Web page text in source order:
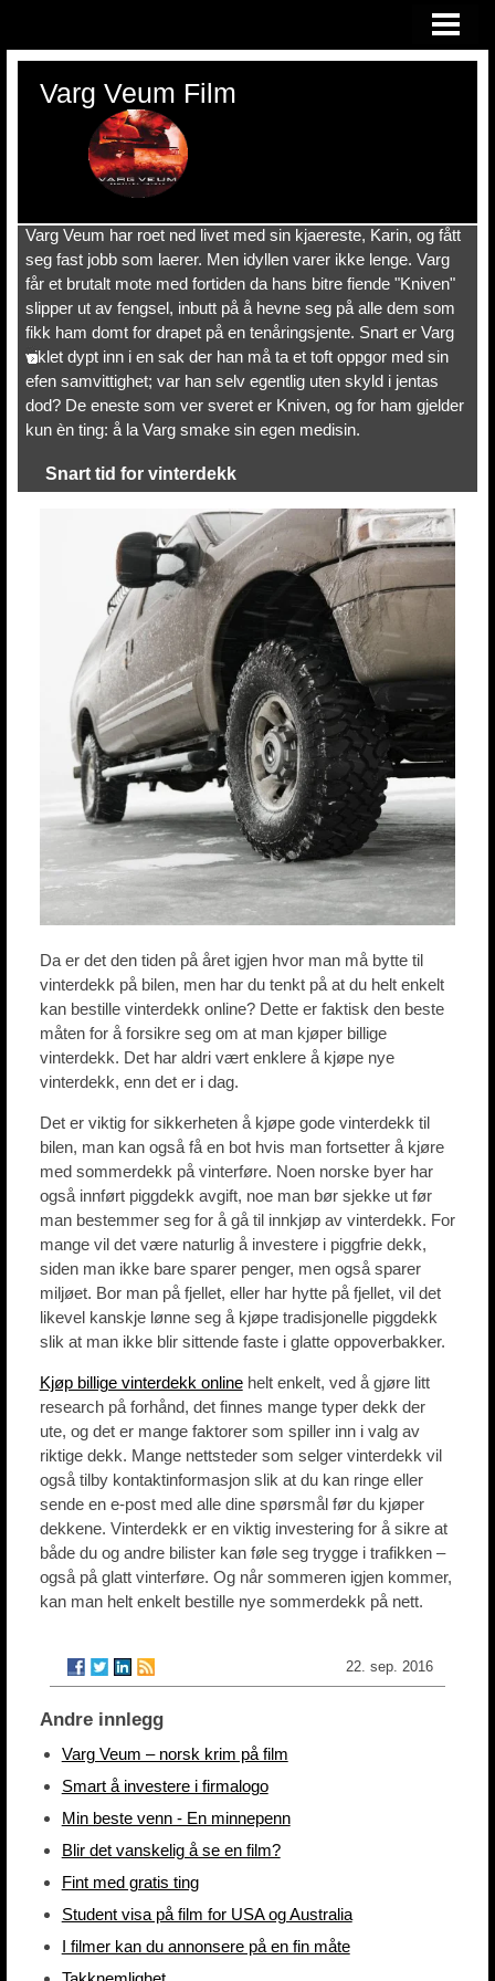
Varg Veum Film
Varg Veum har roet ned livet med sin kjaereste, Karin, og fått
seg fast jobb som laerer. Men idyllen varer ikke lenge. Varg
får et brutalt mote med fortiden da hans bitre fiende "Kniven"
slipper ut av fengsel, inbutt på å hevne seg på alle dem som
fikk ham domt for drapet på en tenåringsjente. Snart er Varg
viklet dypt inn i en sak der han må ta et toft oppgor med sin
efen samvittighet; var han selv egentlig uten skyld i jentas
dod? De eneste som ver sveret er Kniven, og for ham gjelder
kun èn ting: å la Varg smake sin egen medisin.
Snart tid for vinterdekk
Da er det den tiden på året igjen hvor man må bytte til
vinterdekk på bilen, men har du tenkt på at du helt enkelt
kan bestille vinterdekk online? Dette er faktisk den beste
måten for å forsikre seg om at man kjøper billige
vinterdekk. Det har aldri vært enklere å kjøpe nye
vinterdekk, enn det er i dag.
Det er viktig for sikkerheten å kjøpe gode vinterdekk til
bilen, man kan også få en bot hvis man fortsetter å kjøre
med sommerdekk på vinterføre. Noen norske byer har
også innført piggdekk avgift, noe man bør sjekke ut før
man bestemmer seg for å gå til innkjøp av vinterdekk. For
mange vil det være naturlig å investere i piggfrie dekk,
siden man ikke bare sparer penger, men også sparer
miljøet. Bor man på fjellet, eller har hytte på fjellet, vil det
likevel kanskje lønne seg å kjøpe tradisjonelle piggdekk
slik at man ikke blir sittende faste i glatte oppoverbakker.
Kjøp billige vinterdekk onlinehelt enkelt, ved å gjøre litt
research på forhånd, det finnes mange typer dekk der
ute, og det er mange faktorer som spiller inn i valg av
riktige dekk. Mange nettsteder som selger vinterdekk vil
også tilby kontaktinformasjon slik at du kan ringe eller
sende en e-post med alle dine spørsmål før du kjøper
dekkene. Vinterdekk er en viktig investering for å sikre at
både du og andre bilister kan føle seg trygge i trafikken –
også på glatt vinterføre. Og når sommeren igjen kommer,
kan man helt enkelt bestille nye sommerdekk på nett.
22. sep. 2016
Andre innlegg
Varg Veum – norsk krim på film
Smart å investere i firmalogo
Min beste venn - En minnepenn
Blir det vanskelig å se en film?
Fint med gratis ting
Student visa på film for USA og Australia
I filmer kan du annonsere på en fin måte